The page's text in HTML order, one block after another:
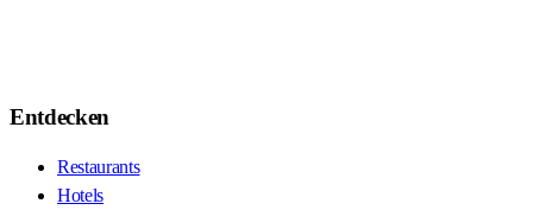
Entdecken
Restaurants
Hotels